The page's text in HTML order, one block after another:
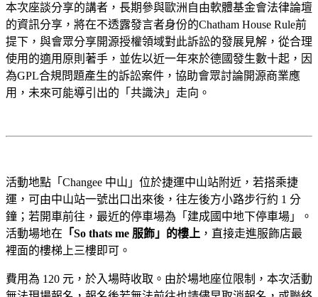
本次座談分享的講者，長期參與歐洲自由軟體基金會法律論壇
的資訊分享，將在不透露發言者身份的Chatham House Rule前
提下，與會眾分享開源授權領域對此訴訟的發展見解，從合理
使用的適用原則著手，並佐以近一年來於德國發生數十起，因
為GPL合規問題產生的訴訟案件，協助會眾討論開源商業應
用，未來可能導引出的「共識決」走向。
活動地點「Changee 中山」位於捷運中山站附近，若搭乘捷
運，可由中山站一號出口出來後，往左後方小路步行約 1 分
鐘；若開車前往，最近的停車場為「建成國中地下停車場」。
活動場地在 「So thats me 服飾」的樓上 ，直接走進服飾店最
裡面的樓梯上三樓即可。
費用為 120 元，於入場時收取。由於場地座位限制，本次活動